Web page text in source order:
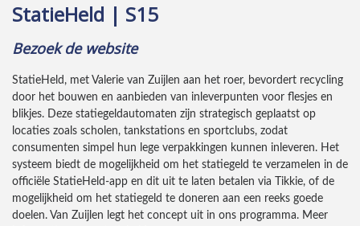
StatieHeld | S15
Bezoek de website
StatieHeld, met Valerie van Zuijlen aan het roer, bevordert recycling
door het bouwen en aanbieden van inleverpunten voor flesjes en
blikjes. Deze statiegeldautomaten zijn strategisch geplaatst op
locaties zoals scholen, tankstations en sportclubs, zodat
consumenten simpel hun lege verpakkingen kunnen inleveren. Het
systeem biedt de mogelijkheid om het statiegeld te verzamelen in de
officiële StatieHeld-app en dit uit te laten betalen via Tikkie, of de
mogelijkheid om het statiegeld te doneren aan een reeks goede
doelen. Van Zuijlen legt het concept uit in ons programma. Meer